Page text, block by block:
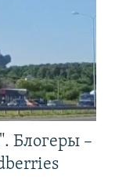
Блогеры –